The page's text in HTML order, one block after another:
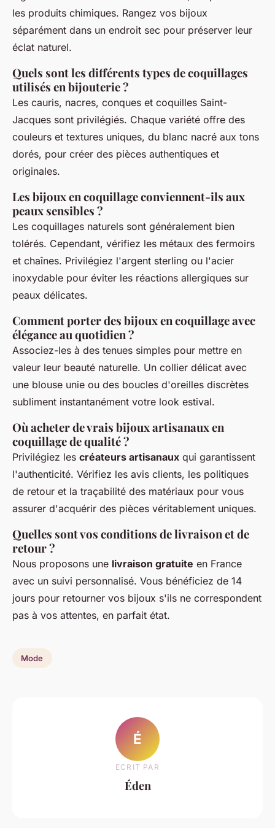
les produits chimiques. Rangez vos bijoux
séparément dans un endroit sec pour préserver leur
éclat naturel.
Quels sont les différents types de coquillages
utilisés en bijouterie ?
Les cauris, nacres, conques et coquilles Saint-
Jacques sont privilégiés. Chaque variété offre des
couleurs et textures uniques, du blanc nacré aux tons
dorés, pour créer des pièces authentiques et
originales.
Les bijoux en coquillage conviennent-ils aux
peaux sensibles ?
Les coquillages naturels sont généralement bien
tolérés. Cependant, vérifiez les métaux des fermoirs
et chaînes. Privilégiez l'argent sterling ou l'acier
inoxydable pour éviter les réactions allergiques sur
peaux délicates.
Comment porter des bijoux en coquillage avec
élégance au quotidien ?
Associez-les à des tenues simples pour mettre en
valeur leur beauté naturelle. Un collier délicat avec
une blouse unie ou des boucles d'oreilles discrètes
subliment instantanément votre look estival.
Où acheter de vrais bijoux artisanaux en
coquillage de qualité ?
Privilégiez les créateurs artisanaux qui garantissent
l'authenticité. Vérifiez les avis clients, les politiques
de retour et la traçabilité des matériaux pour vous
assurer d'acquérir des pièces véritablement uniques.
Quelles sont vos conditions de livraison et de
retour ?
Nous proposons une livraison gratuite en France
avec un suivi personnalisé. Vous bénéficiez de 14
jours pour retourner vos bijoux s'ils ne correspondent
pas à vos attentes, en parfait état.
Mode
É
ECRIT PAR
Éden